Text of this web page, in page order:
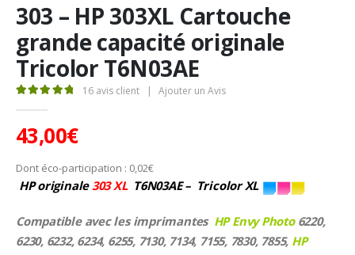
303 – HP 303XL Cartouche
grande capacité originale
Tricolor T6N03AE
16 avis client Ajouter un Avis
43,00€
Dont éco-participation : 0,02€
HP originale303 XLT6N03AE – Tricolor XL
Compatible avec les imprimantes HP Envy Photo6220,
6230, 6232, 6234, 6255, 7130, 7134, 7155, 7830, 7855, HP